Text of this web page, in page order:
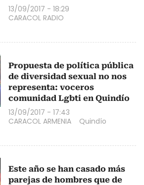
13/09/2017 - 18:29
CARACOL RADIO
Propuesta de política pública
de diversidad sexual no nos
representa: voceros
comunidad Lgbti en Quindío
13/09/2017 - 17:43
CARACOL ARMENIA
Quindío
Este año se han casado más
parejas de hombres que de